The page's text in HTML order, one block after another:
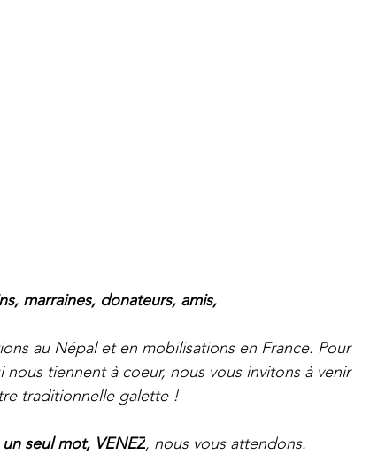
marraines, donateurs, amis,
au Népal et en mobilisations en France. Pour
tiennent à coeur, nous vous invitons à venir
traditionnelle galette !
un seul mot, VENEZ, nous vous attendons.